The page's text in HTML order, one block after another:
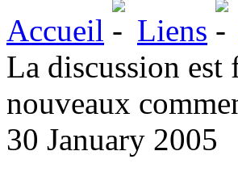
Accueil
Liens
La discussion est
nouveaux
30 January 2005